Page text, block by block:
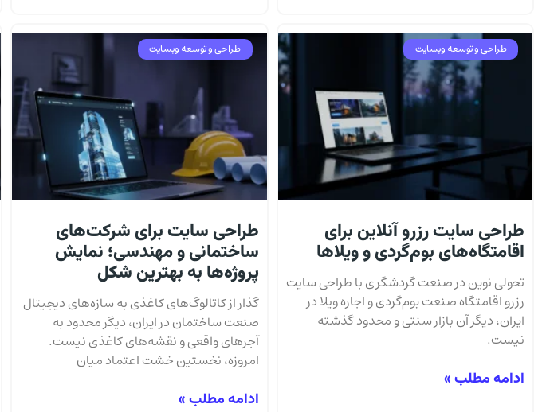
طراحی و توسعه وبسایت
طراحی سایت رزرو آنلاین برای
اقامتگاه‌های بوم‌گردی و ویلاها
تحولی نوین در صنعت گردشگری با طراحی سایت
رزرو اقامتگاه صنعت بوم‌گردی و اجاره ویلا در
ایران، دیگر آن بازار سنتی و محدود گذشته
نیست.
ادامه مطلب »
طراحی و توسعه وبسایت
طراحی سایت برای شرکت‌های
ساختمانی و مهندسی؛ نمایش
پروژه‌ها به بهترین شکل
گذار از کاتالوگ‌های کاغذی به سازه‌های دیجیتال
صنعت ساختمان در ایران، دیگر محدود به
آجرهای واقعی و نقشه‌های کاغذی نیست.
امروزه، نخستین خشت اعتماد میان
ادامه مطلب »